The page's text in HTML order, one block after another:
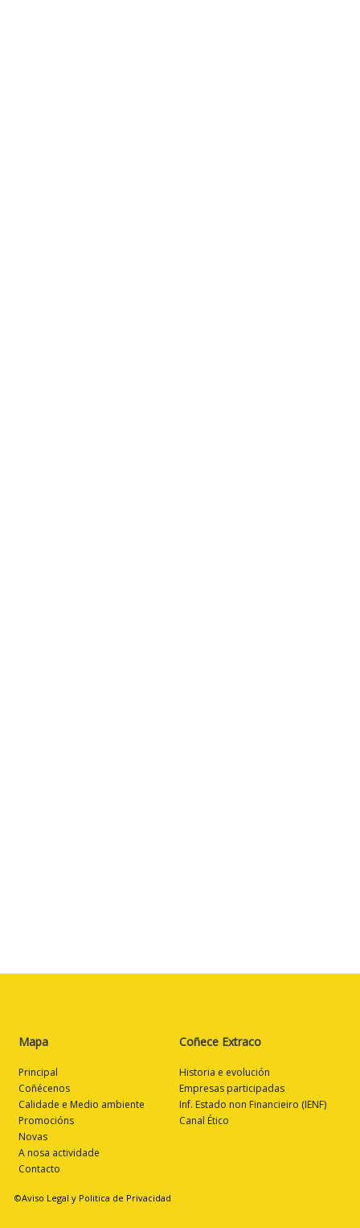
Mapa
Principal
Coñécenos
Calidade e Medio ambiente
Promocións
Novas
A nosa actividade
Contacto
Coñece Extraco
Historia e evolución
Empresas participadas
Inf. Estado non Financieiro (IENF)
Canal Ético
©Aviso Legal y Politica de Privacidad